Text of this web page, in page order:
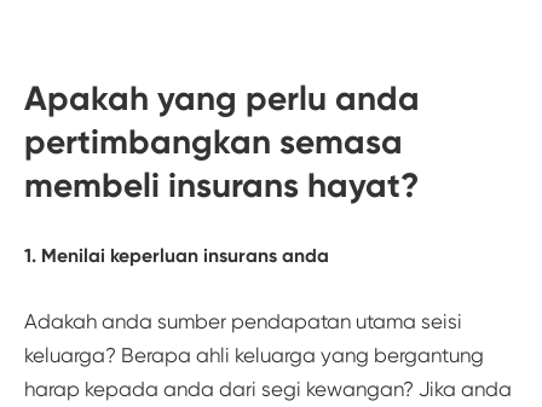
Apakah yang perlu anda
pertimbangkan semasa
membeli insurans hayat?
1. Menilai keperluan insurans anda
Adakah anda sumber pendapatan utama seisi
keluarga? Berapa ahli keluarga yang bergantung
harap kepada anda dari segi kewangan? Jika anda